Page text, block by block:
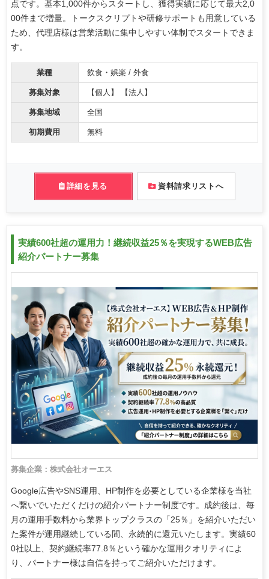
点です。基本1,000件からスタートし、獲得実績に応じて最大2,0
00件まで増量。トークスクリプトや研修サポートも用意している
ため、代理店様は営業活動に集中しやすい体制でスタートできま
す。
業種 飲食・娯楽 / 外食
募集対象 【個人】 【法人】
募集地域 全国
初期費用 無料
詳細を見る 資料請求リストへ
実績600社超の運用力！継続収益25％を実現するWEB広告
紹介パートナー募集
募集企業：株式会社オーエス
Google広告やSNS運用、HP制作を必要としている企業様を当社
へ繋いでいただくだけの紹介パートナー制度です。成約後は、毎
月の運用手数料から業界トップクラスの「25％」を紹介いただい
た案件が運用継続している間、永続的に還元いたします。実績60
0社以上、契約継続率77.8％という確かな運用クオリティによ
り、パートナー様は自信を持ってご紹介いただけます。